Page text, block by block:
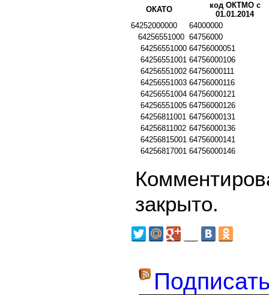
ОКАТО
код ОКТМО с
01.01.2014
64252000000
64000000
64256551000 64756000
64256551000 64756000051
64256551001 64756000106
64256551002 64756000111
64256551003 64756000116
64256551004 64756000121
64256551005 64756000126
64256811001 64756000131
64256811002 64756000136
64256815001 64756000141
64256817001 64756000146
закрыто.